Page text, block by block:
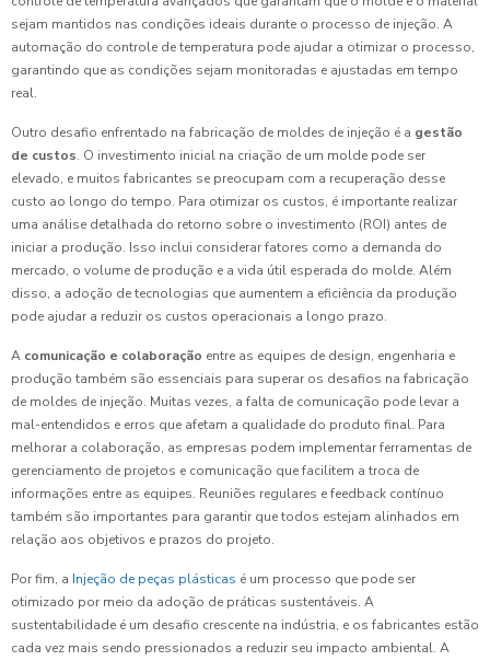
sejam mantidos nas condições ideais durante o processo de injeção. A
automação do controle de temperatura pode ajudar a otimizar o processo,
garantindo que as condições sejam monitoradas e ajustadas em tempo
real.
Outro desafio enfrentado na fabricação de moldes de injeção é a gestão
de custos. O investimento inicial na criação de um molde pode ser
elevado, e muitos fabricantes se preocupam com a recuperação desse
custo ao longo do tempo. Para otimizar os custos, é importante realizar
uma análise detalhada do retorno sobre o investimento (ROI) antes de
iniciar a produção. Isso inclui considerar fatores como a demanda do
mercado, o volume de produção e a vida útil esperada do molde. Além
disso, a adoção de tecnologias que aumentem a eficiência da produção
pode ajudar a reduzir os custos operacionais a longo prazo.
A comunicação e colaboração entre as equipes de design, engenharia e
produção também são essenciais para superar os desafios na fabricação
de moldes de injeção. Muitas vezes, a falta de comunicação pode levar a
mal-entendidos e erros que afetam a qualidade do produto final. Para
melhorar a colaboração, as empresas podem implementar ferramentas de
gerenciamento de projetos e comunicação que facilitem a troca de
informações entre as equipes. Reuniões regulares e feedback contínuo
também são importantes para garantir que todos estejam alinhados em
relação aos objetivos e prazos do projeto.
Por fim, a Injeção de peças plásticas é um processo que pode ser
otimizado por meio da adoção de práticas sustentáveis. A
sustentabilidade é um desafio crescente na indústria, e os fabricantes estão
cada vez mais sendo pressionados a reduzir seu impacto ambiental. A